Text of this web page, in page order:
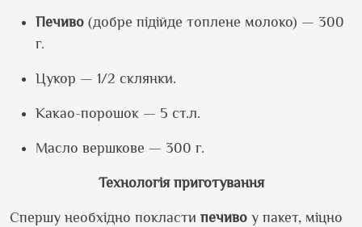
Печиво (добре підійде топлене молоко) — 300
г.
Цукор — 1/2 склянки.
Какао-порошок — 5 ст.л.
Масло вершкове — 300 г.
Технологія приготування
Спершу необхідно покласти печиво у пакет, міцно